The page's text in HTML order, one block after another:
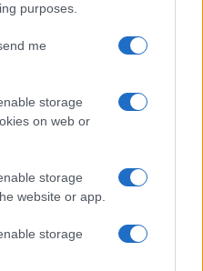
purposes.
me
storage
on web or
storage
website or app.
storage
vozač poginuo na